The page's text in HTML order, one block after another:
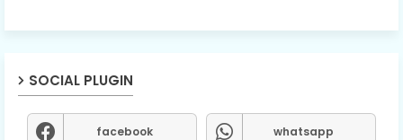
SOCIAL PLUGIN
facebook whatsapp